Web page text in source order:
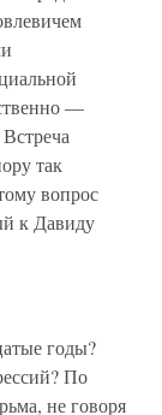
—
так
вопрос
к Давиду
годы?
По
не говоря